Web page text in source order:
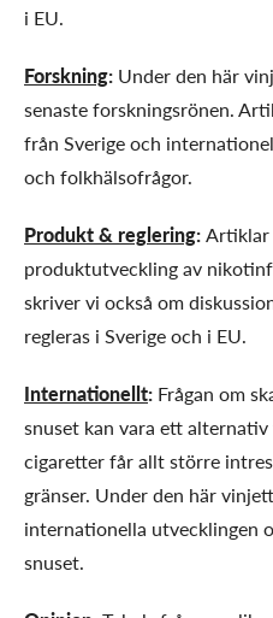
i EU.
Forskning: Under den här
senaste forskningsrönen.
från Sverige och
och folkhälsofrågor.
Produkt & reglering:Artiklar
produktutveckling av
skriver vi också om
regleras i Sverige och i EU.
Internationellt: Frågan om
snuset kan vara ett
cigaretter får allt större
gränser. Under den här
internationella utvecklingen
snuset.